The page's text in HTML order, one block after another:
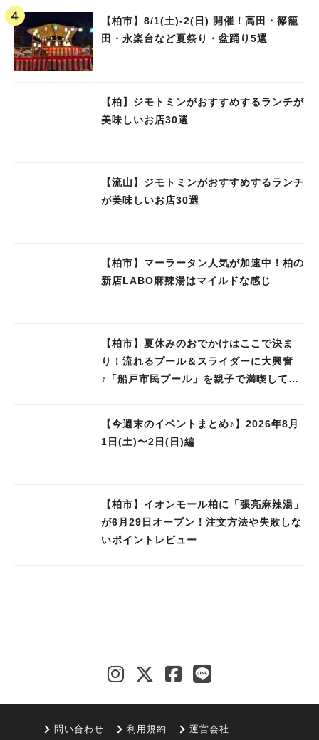
【柏市】8/1(土)‐2(日) 開催！高田・篠籠
田・永楽台など夏祭り・盆踊り5選
【柏】ジモトミンがおすすめするランチが
美味しいお店30選
【流山】ジモトミンがおすすめするランチ
が美味しいお店30選
【柏市】マーラータン人気が加速中！柏の
新店LABO麻辣湯はマイルドな感じ
【柏市】夏休みのおでかけはここで決ま
り！流れるプール＆スライダーに大興奮
♪「船戸市民プール」を親子で満喫してき
【今週末のイベントまとめ♪】2026年8月
1日(土)〜2日(日)編
【柏市】イオンモール柏に「張亮麻辣湯」
が6月29日オープン！注文方法や失敗しな
いポイントレビュー
問い合わせ 利用規約 運営会社